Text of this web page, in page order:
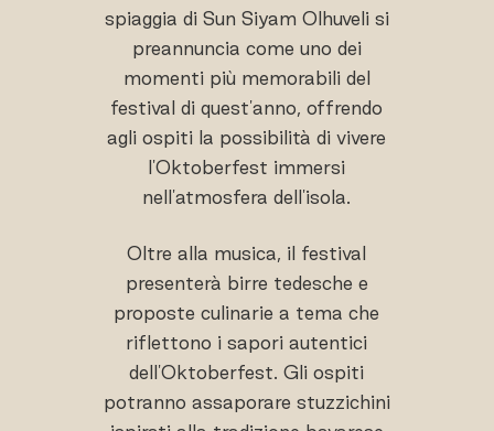
spiaggia di Sun Siyam Olhuveli si
preannuncia come uno dei
momenti più memorabili del
festival di quest'anno, offrendo
agli ospiti la possibilità di vivere
l'Oktoberfest immersi
nell'atmosfera dell'isola.
Oltre alla musica, il festival
presenterà birre tedesche e
proposte culinarie a tema che
riflettono i sapori autentici
dell'Oktoberfest. Gli ospiti
potranno assaporare stuzzichini